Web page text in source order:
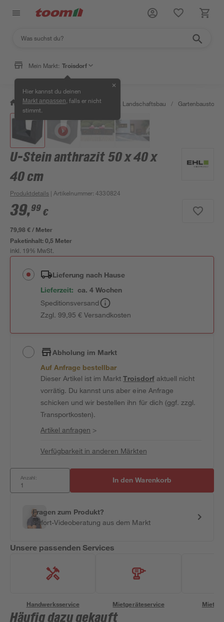
Mein Markt: Troisdorf
Hier kannst du deinen
Markt anpassen , falls er nicht
stimmt.
✕
/ Garten & Freizeit / Gartenbau & Landschaftsbau / Gartenbaustoffe
U-Stein anthrazit 50 x 40 x
40 cm
Produktdetails | Artikelnummer:4330824
39,99 €
79,98 € / Meter
Paketinhalt:0,5 Meter
inkl. 19% MwSt.
Lieferung nach Hause
Lieferzeit: ca. 4 Wochen
Speditionsversand
Zzgl. 99,95 € Versandkosten
Abholung im Markt
Auf Anfrage bestellbar
Dieser Artikel ist im MarktTroisdorfaktuell nicht
vorrätig. Du kannst uns aber eine Anfrage
schicken und wir bestellen ihn für dich (ggf. zzgl.
Transportkosten).
Artikel anfragen >
Verfügbarkeit in anderen Märkten
Anzahl: In den Warenkorb
Fragen zum Produkt?
Sofort-Videoberatung aus dem Markt
Unsere passenden Services
Handwerksservice Mietgeräteservice
Häufig dazu gekauft